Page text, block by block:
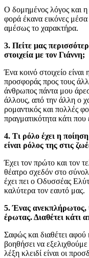
Ο δομημένος λόγος και
φορά έκανα εικόνες
αμέσως το χαρακτήρα.
3. Πείτε μας
στοιχεία με τον Γιάννη;
Ένα κοινό στοιχείο
προσφοράς προς τους
άνθρωπος πάντα μου
άλλους, από την άλλη ο
ρομαντικός και πολλές
πραγματικότητα κάτι
4. Τι ρόλο έχει η
είναι ρόλος της στις
Έχει τον πρώτο και τον
θέατρο σχεδόν στο
έχει πει ο Οδυσσέας
καλύτερα τον εαυτό μας.
5. Ένας ανεκπλήρωτος,
έρωτας. Διαθέτει κάτι
Σαφώς και διαθέτει
βοηθήσει να
λέξη κλειδί είναι οι